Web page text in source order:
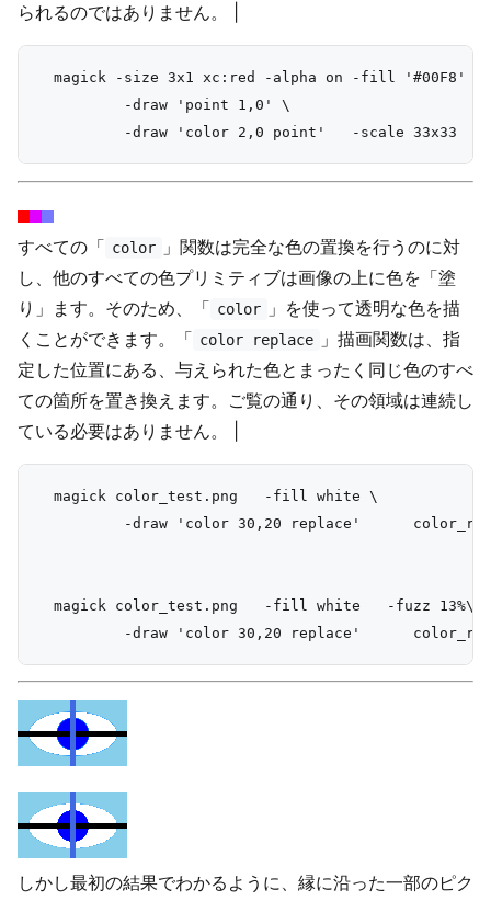
られるのではありません。 |
  magick -size 3x1 xc:red -alpha on -fill '#00F8' \
          -draw 'point 1,0' \
すべての「 color
」関数は完全な色の置換を行うのに対
し、他のすべての色プリミティブは画像の上に色を「塗
り」ます。そのため、「 color
」を使って透明な色を描
くことができます。「 color replace
」描画関数は、指
定した位置にある、与えられた色とまったく同じ色のすべ
ての箇所を置き換えます。ご覧の通り、その領域は連続し
ている必要はありません。 |
  magick color_test.png   -fill white \
-draw 'color 30,20 replace'
  magick color_test.png   -fill white   -fuzz 13%\
しかし最初の結果でわかるように、縁に沿った一部のピク